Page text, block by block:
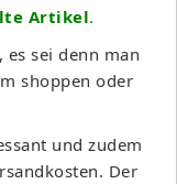
Artikel.
sei denn man
shoppen oder
und zudem
Der